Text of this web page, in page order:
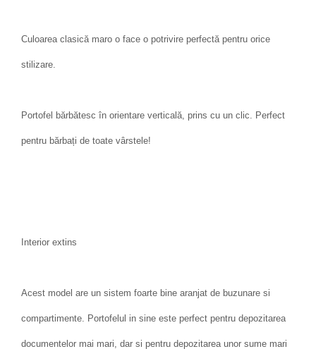
Culoarea clasică maro o face o potrivire perfectă pentru orice
stilizare.
Portofel bărbătesc în orientare verticală, prins cu un clic. Perfect
pentru bărbați de toate vârstele!
Interior extins
Acest model are un sistem foarte bine aranjat de buzunare si
compartimente. Portofelul in sine este perfect pentru depozitarea
documentelor mai mari, dar si pentru depozitarea unor sume mari